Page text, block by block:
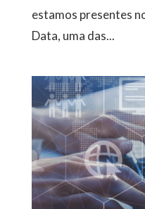
estamos presentes
Data, uma das...